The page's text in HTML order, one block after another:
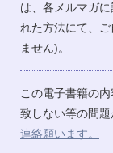
は、各メルマガ
れた方法にて、
ません)。
この電子書籍の
致しない等の問題
連絡願います。